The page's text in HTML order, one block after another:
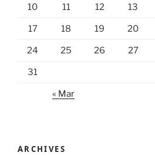
10 11 12 13
17 18 19 20
24 25 26 27
31
« Mar
ARCHIVES